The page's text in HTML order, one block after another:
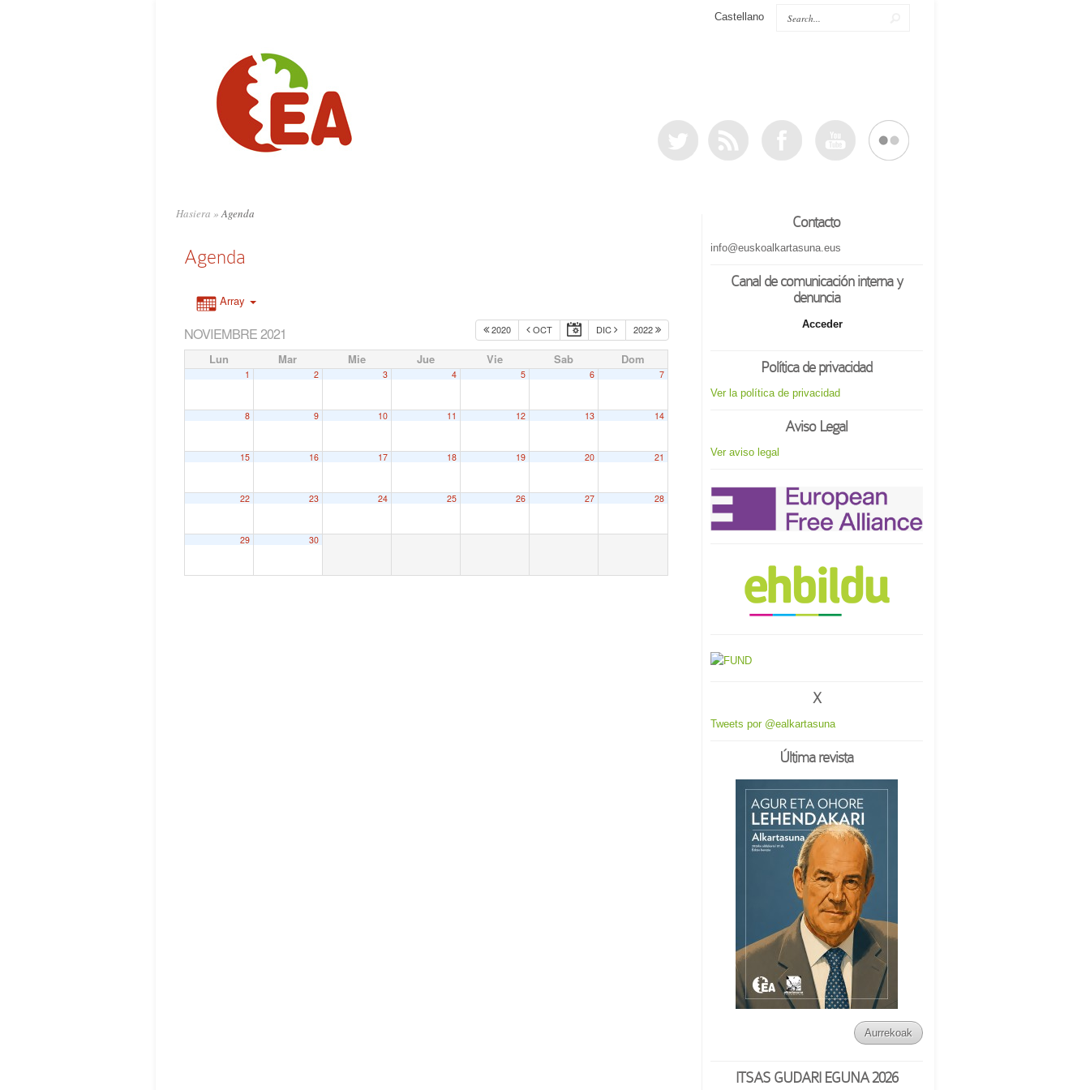
Castellano
Hasiera »Agenda
Agenda
Array
NOVIEMBRE 2021 2020 OCT DIC 2022
Lun Mar Mie Jue Vie Sab Dom
1 2 3 4 5 6 7
8 9 10 11 12 13 14
15 16 17 18 19 20 21
22 23 24 25 26 27 28
29 30
Contacto
info@euskoalkartasuna.eus
Canal de comunicación interna y
denuncia
Acceder
Política de privacidad
Ver la política de privacidad
Aviso Legal
Ver aviso legal
X
Tweets por @ealkartasuna
Última revista
Aurrekoak
ITSAS GUDARI EGUNA 2026